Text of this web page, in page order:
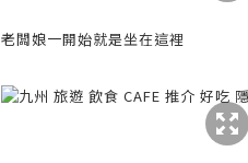
老闆娘一開始就是坐在這裡